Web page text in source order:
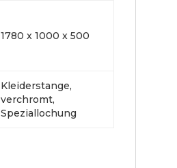
1780 x 1000 x 500
Kleiderstange,
verchromt,
Speziallochung